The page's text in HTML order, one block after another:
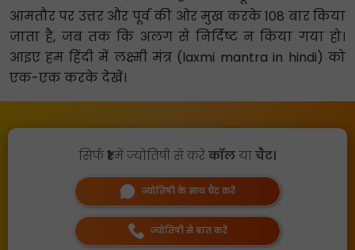
आमतौर पर उत्तर और पूर्व की ओर मुख करके 108 बार किया
जाता है, जब तक कि अलग से निर्दिष्ट न किया गया हो।
आइए हम हिंदी में लक्ष्मी मंत्र (laxmi mantra in hindi) को
एक-एक करके देखें।
सिर्फ₹1में ज्योतिषी से करेंकॉलयाचैट।
ज्योतिषी के साथ चैट करें
ज्योतिषी से बात करें